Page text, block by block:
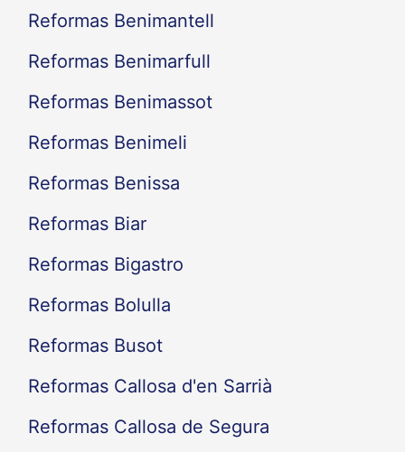
Reformas Benimantell
Reformas Benimarfull
Reformas Benimassot
Reformas Benimeli
Reformas Benissa
Reformas Biar
Reformas Bigastro
Reformas Bolulla
Reformas Busot
Reformas Callosa d'en Sarrià
Reformas Callosa de Segura